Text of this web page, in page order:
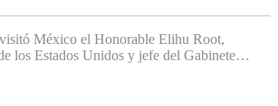
México el Honorable Elihu Root,
los Estados Unidos y jefe del Gabinete…